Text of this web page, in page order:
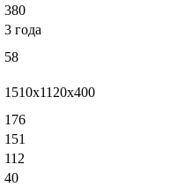
380
3 года
58
1510x1120x400
176
151
112
40